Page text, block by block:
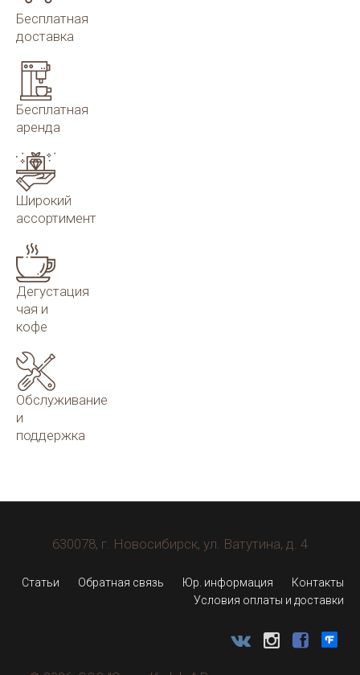
Бесплатная
доставка
Бесплатная
аренда
Широкий
ассортимент
Дегустация
чая и
кофе
Обслуживание
и
поддержка
630078, г. Новосибирск, ул. Ватутина, д. 4
Статьи Обратная связь Юр. информация
Контакты
Условия оплаты и доставки